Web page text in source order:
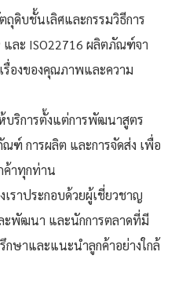
ถุดิบชั้นเลิศและกรรมวิธีการ
และ ISO22716 ผลิตภัณฑ์จา
รื่องของคุณภาพและความ
บริการตั้งแต่การพัฒนาสูตร
ฑ์ การผลิต และการจัดส่ง เพื่อ
ค้าทุกท่าน
ราประกอบด้วยผู้เชี่ยวชาญ
ะพัฒนา และนักการตลาดที่มี
ษาและแนะนำลูกค้าอย่างใกล้